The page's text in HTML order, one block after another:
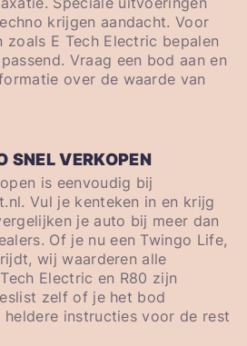
krijgen aandacht. Voor
zoals E Tech Electric bepalen
Vraag een bod aan en
over de waarde van
SNEL VERKOPEN
is eenvoudig bij
Vul je kenteken in en krijg
je auto bij meer dan
Of je nu een Twingo Life,
wij waarderen alle
Electric en R80 zijn
zelf of je het bod
instructies voor de rest